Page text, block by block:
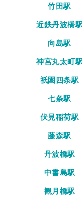
竹田駅
近鉄丹波橋
向島駅
神宮丸太町
祇園四条駅
七条駅
伏見稲荷駅
藤森駅
丹波橋駅
中書島駅
観月橋駅